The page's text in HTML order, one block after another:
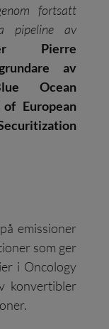
fortsatt
pipeline av
Pierre
av
Ocean
European
emissioner
som ger
i Oncology
konvertibler